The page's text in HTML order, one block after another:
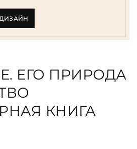
ЕГО ПРИРОДА
КНИГА